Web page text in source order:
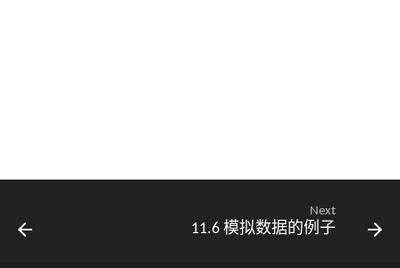
Next
11.6 模拟数据的例子